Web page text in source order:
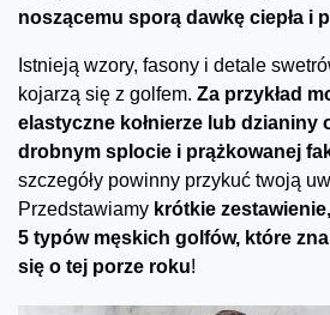
noszącemu sporą dawkę ciepła i
Istnieją wzory, fasony i detale
kojarzą się z golfem. Za przykład
elastyczne kołnierze lub dzianiny
drobnym splocie i prążkowanej
szczegóły powinny przykuć twoją
Przedstawiamy krótkie
5 typów męskich golfów, które
się o tej porze roku!